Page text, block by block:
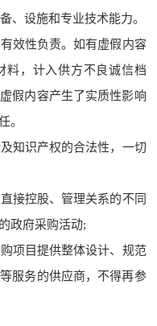
、设施和专业技术能力。
效性负责。如有虚假内容
料，计入供方不良诚信档
假内容产生了实质性影响
。
知识产权的合法性，一切
接控股、管理关系的不同
政府采购活动;
项目提供整体设计、规范
服务的供应商，不得再参